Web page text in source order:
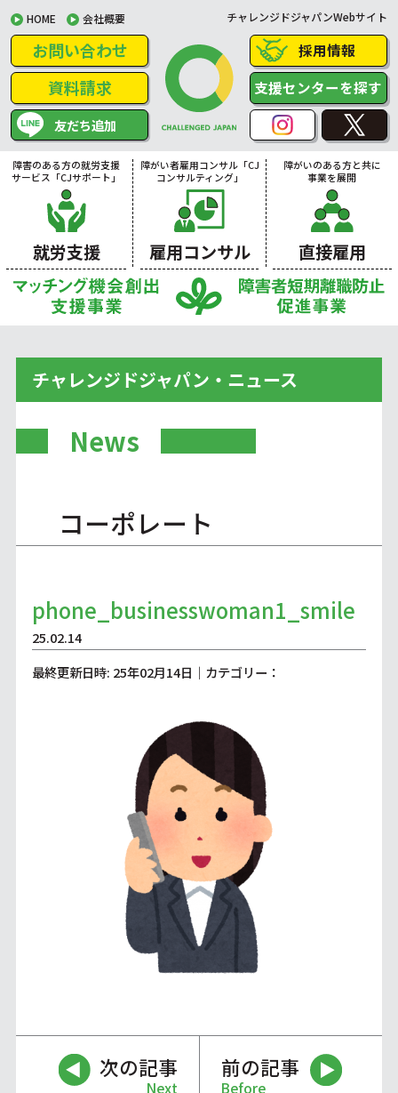
HOME 会社概要 チャレンジドジャパンWebサイト
お問い合わせ
資料請求
友だち追加
採用情報
支援センターを探す
障害のある方の就労支援
サービス「CJサポート」
就労支援
障がい者雇用コンサル「CJ
コンサルティング」
雇用コンサル
障がいのある方と共に
事業を展開
直接雇用
チャレンジドジャパン・ニュース
News
コーポレート
phone_businesswoman1_smile
25.02.14
最終更新日時: 25年02月14日｜カテゴリー：
次の記事
Next
前の記事
Before